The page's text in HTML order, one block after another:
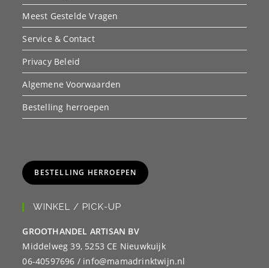
Meest Gestelde Vragen
Service & Contact
Privacy Beleid
Algemene Voorwaarden
Bestelling herroepen
BESTELLING HERROEPEN
WINKEL / PICK-UP
GROOTHANDEL ARTISAN BV
Middelweg 39, 5253 CE Nieuwkuijk
06-40597696 / info@mamadrinktwijn.nl